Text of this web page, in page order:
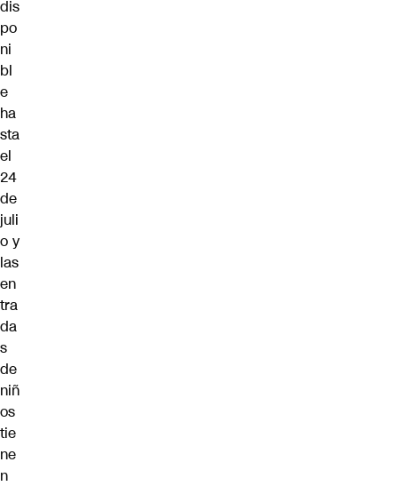
dis
po
ni
bl
e
ha
sta
el
24
de
juli
o y
las
en
tra
da
s
de
niñ
os
tie
ne
n